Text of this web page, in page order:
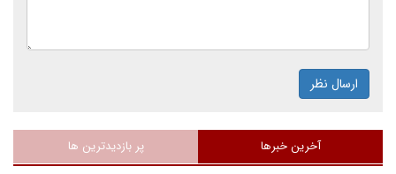
ارسال نظر
آخرین خبرها پر بازدیدترین ها